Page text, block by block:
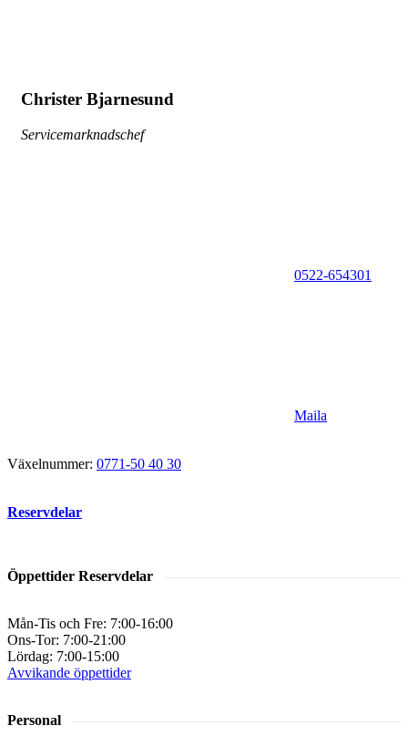
Christer Bjarnesund
Servicemarknadschef
0522-654301
Maila
Växelnummer: 0771-50 40 30
Reservdelar
Öppettider Reservdelar
Mån-Tis och Fre: 7:00-16:00
Ons-Tor: 7:00-21:00
Lördag: 7:00-15:00
Avvikande öppettider
Personal